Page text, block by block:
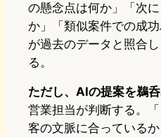
の懸念点は何か」「次
か」「類似案件での成
が過去のデータと照合
る。
ただし、AIの提案を鵜
営業担当が判断する。
客の文脈に合っている